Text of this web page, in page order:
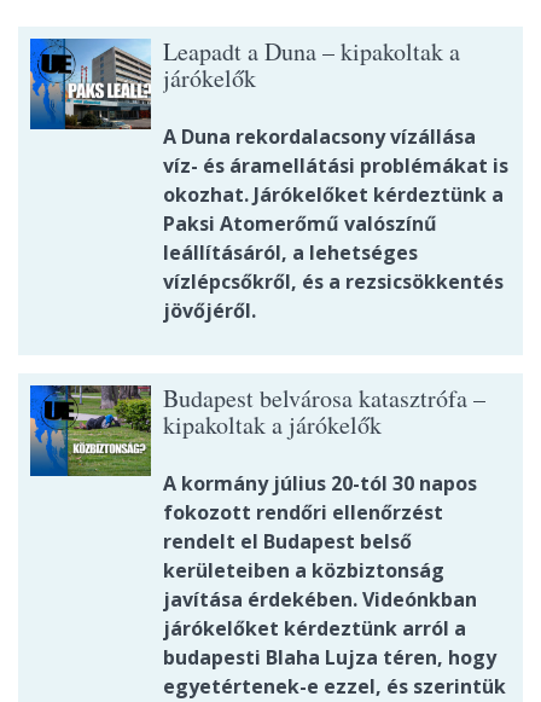
Leapadt a Duna – kipakoltak a
járókelők
A Duna rekordalacsony vízállása
víz- és áramellátási problémákat is
okozhat. Járókelőket kérdeztünk a
Paksi Atomerőmű valószínű
leállításáról, a lehetséges
vízlépcsőkről, és a rezsicsökkentés
jövőjéről.
Budapest belvárosa katasztrófa –
kipakoltak a járókelők
A kormány július 20-tól 30 napos
fokozott rendőri ellenőrzést
rendelt el Budapest belső
kerületeiben a közbiztonság
javítása érdekében. Videónkban
járókelőket kérdeztünk arról a
budapesti Blaha Lujza téren, hogy
egyetértenek-e ezzel, és szerintük